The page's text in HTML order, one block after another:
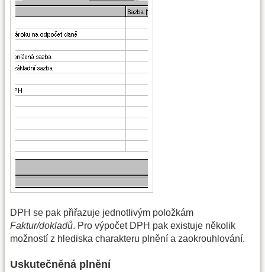
DPH se pak přiřazuje jednotlivým položkám
Faktur/dokladů. Pro výpočet DPH pak existuje několik
možností z hlediska charakteru plnění a zaokrouhlování.
Uskutečněná plnění